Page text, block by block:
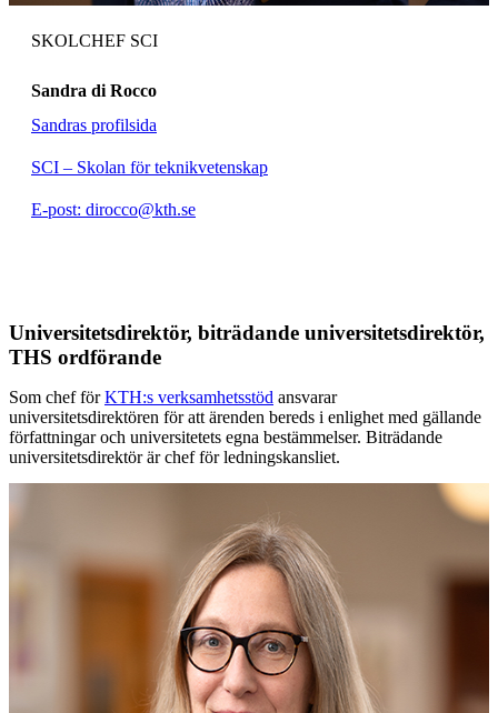
SKOLCHEF SCI
Sandra di Rocco
Sandras profilsida
SCI – Skolan för teknikvetenskap
E-post: dirocco@kth.se
Universitetsdirektör, biträdande universitetsdirektör,
THS ordförande
Som chef förKTH:s verksamhetsstöd ansvarar
universitetsdirektören för att ärenden bereds i enlighet med gällande
författningar och universitetets egna bestämmelser. Biträdande
universitetsdirektör är chef för ledningskansliet.